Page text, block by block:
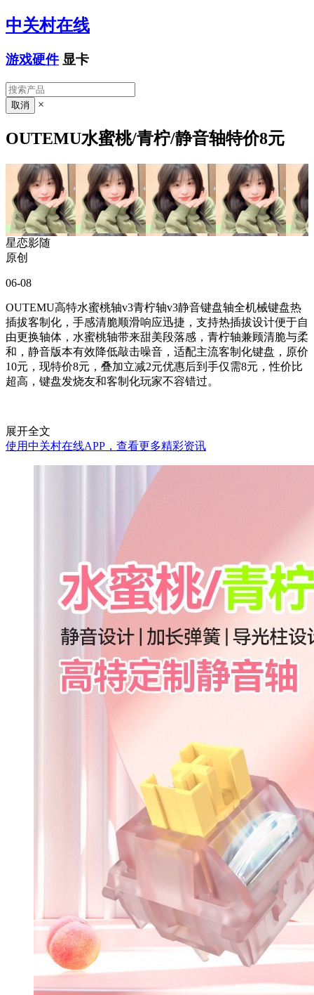
中关村在线
游戏硬件 显卡
×
OUTEMU水蜜桃/青柠/静音轴特价8元
星恋影随
原创
06-08
OUTEMU高特水蜜桃轴v3青柠轴v3静音键盘轴全机械键盘热
插拔客制化，手感清脆顺滑响应迅捷，支持热插拔设计便于自
由更换轴体，水蜜桃轴带来甜美段落感，青柠轴兼顾清脆与柔
和，静音版本有效降低敲击噪音，适配主流客制化键盘，原价
10元，现特价8元，叠加立减2元优惠后到手仅需8元，性价比
超高，键盘发烧友和客制化玩家不容错过。
展开全文
使用中关村在线APP，查看更多精彩资讯